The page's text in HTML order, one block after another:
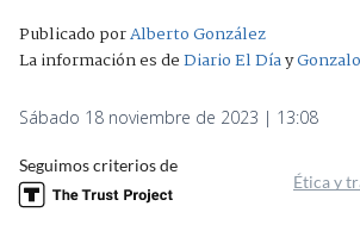
Publicado porAlberto González
La información es deDiario El Díay
Sábado 18 noviembre de 2023 | 13:08
Seguimos criterios de
Ética y